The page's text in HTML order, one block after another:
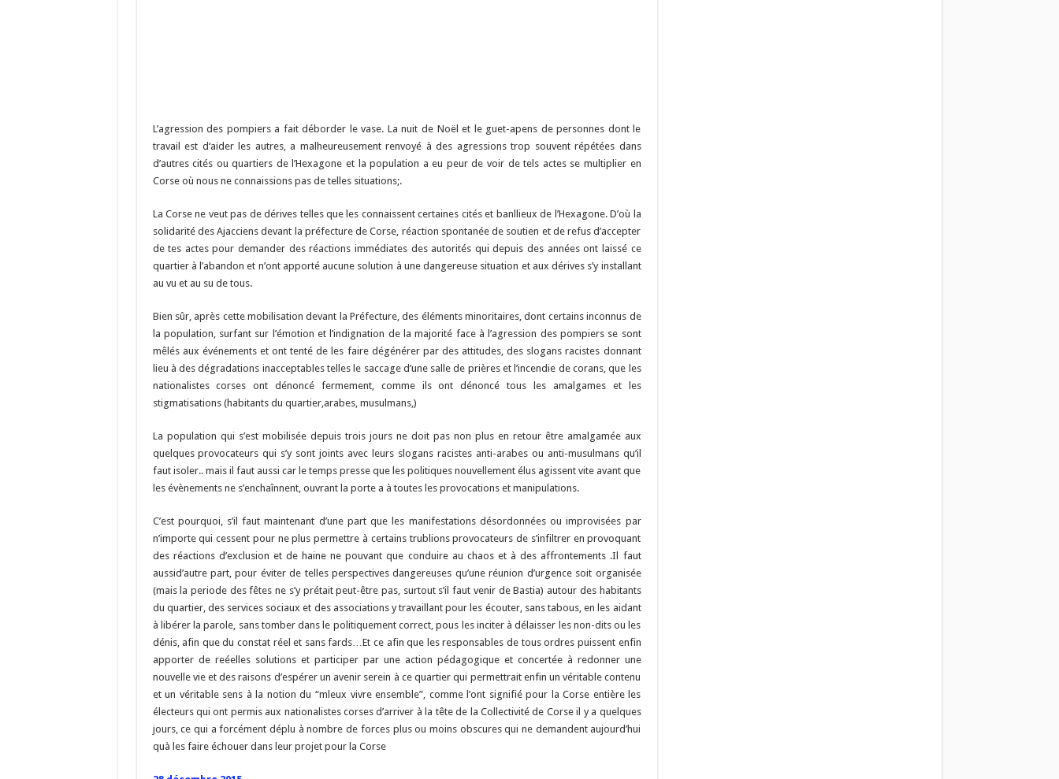
L’agression des pompiers a fait déborder le vase. La nuit de Noël et le guet-apens de personnes dont le
travail est d‘aider les autres, a malheureusement renvoyé à des agressions trop souvent répétées dans
d’autres cités ou quartiers de l’Hexagone et la population a eu peur de voir de tels actes se multiplier en
Corse où nous ne connaissions pas de telles situations;.
La Corse ne veut pas de dérives telles que les connaissent certaines cités et banllieux de l’Hexagone. D’où la
solidarité des Ajacciens devant la préfecture de Corse, réaction spontanée de soutien et de refus d’accepter
de tes actes pour demander des réactions immédiates des autorités qui depuis des années ont laissé ce
quartier à l’abandon et n’ont apporté aucune solution à une dangereuse situation et aux dérives s’y installant
au vu et au su de tous.
Bien sûr, après cette mobilisation devant la Préfecture, des éléments minoritaires, dont certains inconnus de
la population, surfant sur l’émotion et l’indignation de la majorité face à l’agression des pompiers se sont
mêlés aux événements et ont tenté de les faire dégénérer par des attitudes, des slogans racistes donnant
lieu à des dégradations inacceptables telles le saccage d’une salle de prières et l’incendie de corans, que les
nationalistes corses ont dénoncé fermement, comme ils ont dénoncé tous les amalgames et les
stigmatisations (habitants du quartier,arabes, musulmans,)
La population qui s’est mobilisée depuis trois jours ne doit pas non plus en retour être amalgamée aux
quelques provocateurs qui s’y sont joints avec leurs slogans racistes anti-arabes ou anti-musulmans qu’il
faut isoler.. mais il faut aussi car le temps presse que les politiques nouvellement élus agissent vite avant que
les évènements ne s’enchaînnent, ouvrant la porte a à toutes les provocations et manipulations.
C’est pourquoi, s’il faut maintenant d’une part que les manifestations désordonnées ou improvisées par
n’importe qui cessent pour ne plus permettre à certains trublions provocateurs de s’infiltrer en provoquant
des réactions d’exclusion et de haine ne pouvant que conduire au chaos et à des affrontements .Il faut
aussid’autre part, pour éviter de telles perspectives dangereuses qu’une réunion d’urgence soit organisée
(mais la periode des fêtes ne s’y prétait peut-être pas, surtout s’il faut venir de Bastia) autour des habitants
du quartier, des services sociaux et des associations y travaillant pour les écouter, sans tabous, en les aidant
à libérer la parole, sans tomber dans le politiquement correct, pous les inciter à délaisser les non-dits ou les
dénis, afin que du constat réel et sans fards…Et ce afin que les responsables de tous ordres puissent enfin
apporter de reéelles solutions et participer par une action pédagogique et concertée à redonner une
nouvelle vie et des raisons d’espérer un avenir serein à ce quartier qui permettrait enfin un véritable contenu
et un véritable sens à la notion du “mleux vivre ensemble”, comme l’ont signifié pour la Corse entière les
électeurs qui ont permis aux nationalistes corses d’arriver à la tête de la Collectivité de Corse il y a quelques
jours, ce qui a forcément déplu à nombre de forces plus ou moins obscures qui ne demandent aujourd’hui
quà les faire échouer dans leur projet pour la Corse